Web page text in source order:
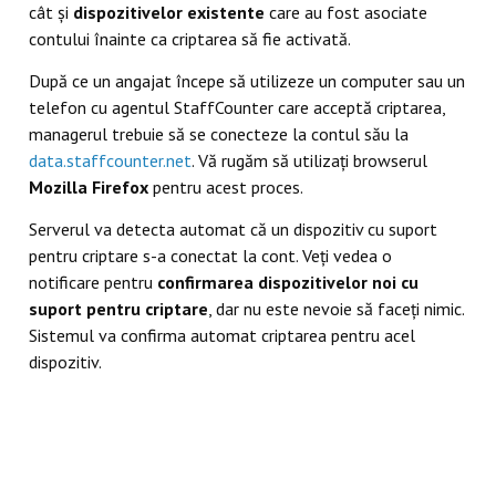
cât și dispozitivelor existente care au fost asociate
contului înainte ca criptarea să fie activată.
După ce un angajat începe să utilizeze un computer sau un
telefon cu agentul StaffCounter care acceptă criptarea,
managerul trebuie să se conecteze la contul său la
data.staffcounter.net. Vă rugăm să utilizați browserul
Mozilla Firefox pentru acest proces.
Serverul va detecta automat că un dispozitiv cu suport
pentru criptare s-a conectat la cont. Veți vedea o
notificare pentru confirmarea dispozitivelor noi cu
suport pentru criptare, dar nu este nevoie să faceți nimic.
Sistemul va confirma automat criptarea pentru acel
dispozitiv.